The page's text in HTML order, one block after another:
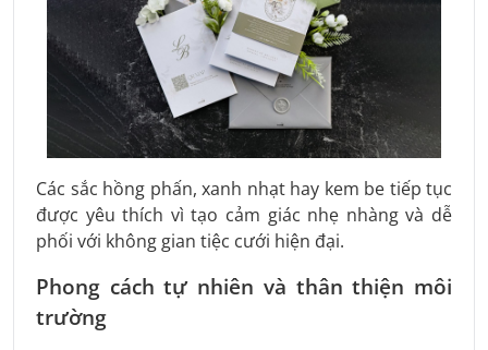
Các sắc hồng phấn, xanh nhạt hay kem be tiếp tục
được yêu thích vì tạo cảm giác nhẹ nhàng và dễ
phối với không gian tiệc cưới hiện đại.
Phong cách tự nhiên và thân thiện môi
trường